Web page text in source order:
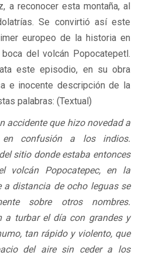
a reconocer esta montaña, al
Se convirtió así este
europeo de la historia en
del volcán Popocatepetl.
este episodio, en su obra
e inocente descripción de la
palabras: (Textual)
accidente que hizo novedad a
confusión a los indios.
sitio donde estaba entonces
volcán Popocatepec, en la
a distancia de ocho leguas se
sobre otros nombres.
a turbar el día con grandes y
tan rápido y violento, que
del aire sin ceder a los